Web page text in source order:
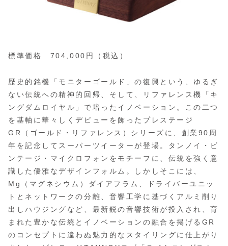
標準価格 704,000円（税込）
歴史的銘機「モニターゴールド」の復興という、ゆるぎ
ない伝統への精神的回帰、そして、リファレンス機「キ
ングダムロイヤル」で培ったイノベーション。この二つ
を基軸に華々しくデビューを飾ったプレステージ
GR（ゴールド・リファレンス）シリーズに、創業90周
年を記念してスーパーツイーターが登場。タンノイ・ビ
ンテージ・マイクロフォンをモチーフに、伝統を強く意
識した優雅なデザインフォルム。しかしそこには、
Mg（マグネシウム）ダイアフラム、ドライバーユニッ
トとネットワークの分離、音響工学に基づくアルミ削り
出しハウジングなど、最新鋭の音響技術が投入され、育
まれた豊かな伝統とイノベーションの融合を掲げるGR
のコンセプトに違わぬ魅力的なスタイリングに仕上がり